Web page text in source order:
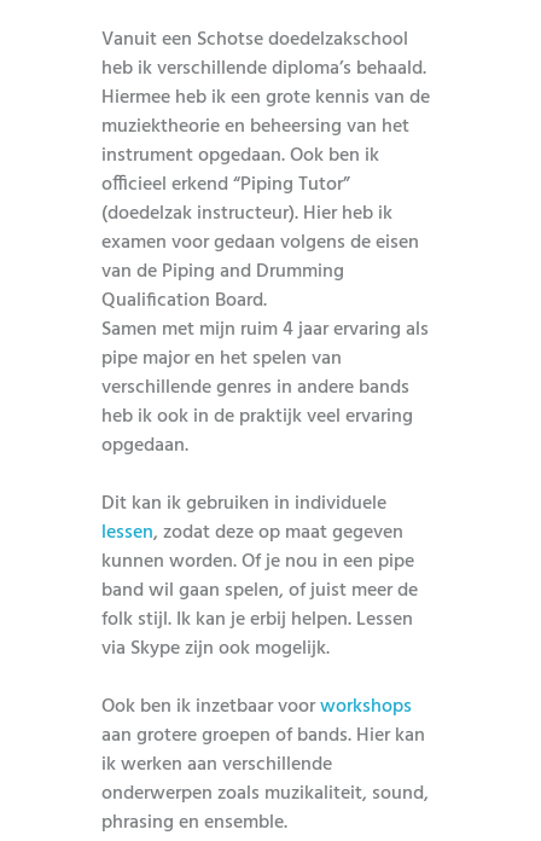
Vanuit een Schotse doedelzakschool
heb ik verschillende diploma’s behaald.
Hiermee heb ik een grote kennis van de
muziektheorie en beheersing van het
instrument opgedaan. Ook ben ik
officieel erkend “Piping Tutor”
(doedelzak instructeur). Hier heb ik
examen voor gedaan volgens de eisen
van de Piping and Drumming
Qualification Board.
Samen met mijn ruim 4 jaar ervaring als
pipe major en het spelen van
verschillende genres in andere bands
heb ik ook in de praktijk veel ervaring
opgedaan.
Dit kan ik gebruiken in individuele
lessen, zodat deze op maat gegeven
kunnen worden. Of je nou in een pipe
band wil gaan spelen, of juist meer de
folk stijl. Ik kan je erbij helpen. Lessen
via Skype zijn ook mogelijk.
Ook ben ik inzetbaar voorworkshops
aan grotere groepen of bands. Hier kan
ik werken aan verschillende
onderwerpen zoals muzikaliteit, sound,
phrasing en ensemble.